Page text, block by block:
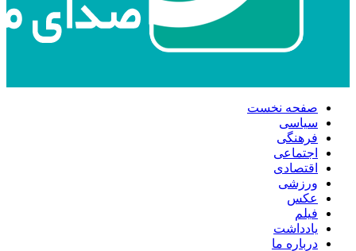
صفحه نخست
سیاسی
فرهنگی
اجتماعی
اقتصادی
ورزشی
عکس
فیلم
یادداشت
درباره ما